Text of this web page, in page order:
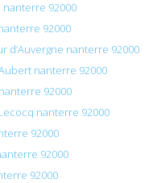
92000
92000
d’Auvergne nanterre 92000
nanterre 92000
92000
nanterre 92000
92000
92000
92000